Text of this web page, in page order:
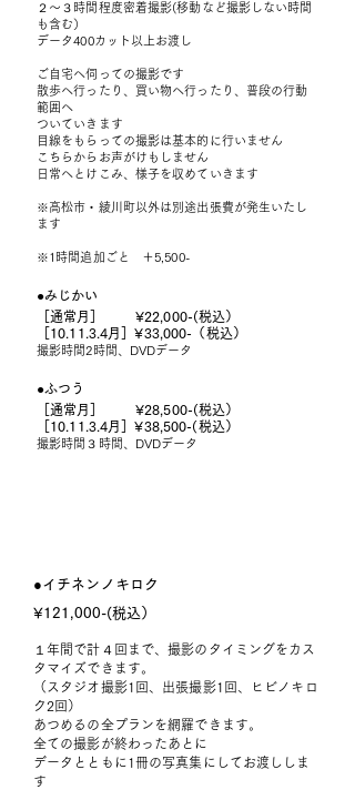
２〜３時間程度密着撮影(移動など撮影しない時間
も含む）
データ400カット以上お渡し
ご自宅へ伺っての撮影です
散歩へ行ったり、買い物へ行ったり、普段の行動
範囲へ
ついていきます
目線をもらっての撮影は基本的に行いません
こちらからお声がけもしません
日常へとけこみ、様子を収めていきます
​※高松市・綾川町以外は別途出張費が発生いたし
ます
※1時間追加ごと ＋5,500-
●みじかい
［通常月］ ¥22,000-(税込）
［10.11.3.4月］¥33,000-（税込）
撮影時間2時間、DVDデータ
●ふつう
［通常月］ ¥28,500-(税込）
［10.11.3.4月］¥38,500-(税込）
撮影時間３時間、DVDデータ
​●イチネンノキロク
¥121,000-(税込）
１年間で計４回まで、撮影のタイミングをカス
タマイズできます。
（スタジオ撮影1回、出張撮影1回、ヒビノキロ
ク2回）
あつめるの全プランを網羅できます。
全ての撮影が終わったあとに
データとともに1冊の写真集にしてお渡ししま
す